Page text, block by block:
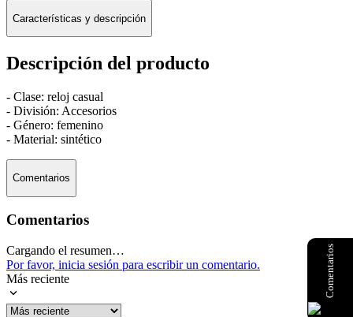
Características y descripción
Descripción del producto
- Clase: reloj casual
- División: Accesorios
- Género: femenino
- Material: sintético
Comentarios
Comentarios
Cargando el resumen…
Por favor, inicia sesión para escribir un comentario.
Más reciente
Comentarios